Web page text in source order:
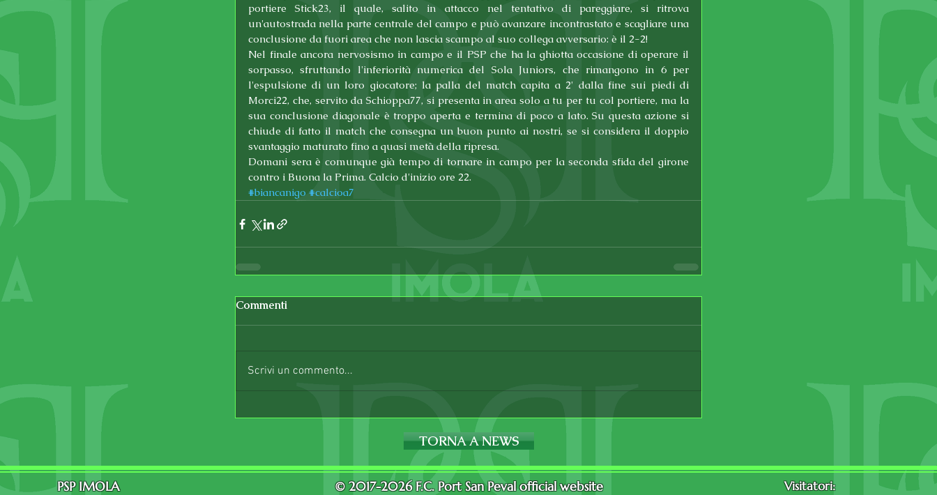
portiere Stick23, il quale, salito in attacco nel tentativo di pareggiare, si ritrova
un'autostrada nella parte centrale del campo e può avanzare incontrastato e scagliare una
conclusione da fuori area che non lascia scampo al suo collega avversario: è il 2-2!
Nel finale ancora nervosismo in campo e il PSP che ha la ghiotta occasione di operare il
sorpasso, sfruttando l'inferiorità numerica del Sola Juniors, che rimangono in 6 per
l'espulsione di un loro giocatore; la palla del match capita a 2' dalla fine sui piedi di
Morci22, che, servito da Schioppa77, si presenta in area solo a tu per tu col portiere, ma la
sua conclusione diagonale è troppo aperta e termina di poco a lato. Su questa azione si
chiude di fatto il match che consegna un buon punto ai nostri, se si considera il doppio
svantaggio maturato fino a quasi metà della ripresa.
Domani sera è comunque già tempo di tornare in campo per la seconda sfida del girone
contro i Buona la Prima. Calcio d'inizio ore 22.
#biancanigo #calcioa7
Commenti
Scrivi un commento...
TORNA A NEWS
PSP IMOLA © 2017-2026 F.C. Port San Peval official website Visitatori: